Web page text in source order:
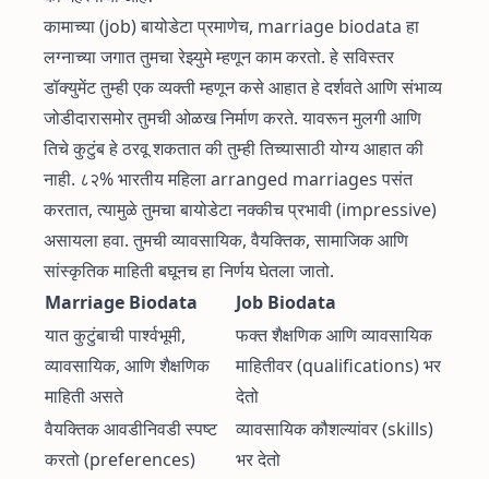
कामाच्या (job) बायोडेटा प्रमाणेच, marriage biodata हा
लग्नाच्या जगात तुमचा रेझ्युमे म्हणून काम करतो. हे सविस्तर
डॉक्युमेंट तुम्ही एक व्यक्ती म्हणून कसे आहात हे दर्शवते आणि संभाव्य
जोडीदारासमोर तुमची ओळख निर्माण करते. यावरून मुलगी आणि
तिचे कुटुंब हे ठरवू शकतात की तुम्ही तिच्यासाठी योग्य आहात की
नाही. ८२% भारतीय महिला arranged marriages पसंत
करतात, त्यामुळे तुमचा बायोडेटा नक्कीच प्रभावी (impressive)
असायला हवा. तुमची व्यावसायिक, वैयक्तिक, सामाजिक आणि
सांस्कृतिक माहिती बघूनच हा निर्णय घेतला जातो.
Marriage Biodata
Job Biodata
यात कुटुंबाची पार्श्वभूमी,
व्यावसायिक, आणि शैक्षणिक
माहिती असते
फक्त शैक्षणिक आणि व्यावसायिक
माहितीवर (qualifications) भर
देतो
वैयक्तिक आवडीनिवडी स्पष्ट
करतो (preferences)
व्यावसायिक कौशल्यांवर (skills)
भर देतो